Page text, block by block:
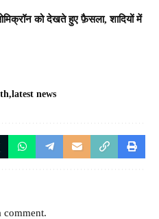
को देखते हुए फ़ैसला, शादियों में
latest news
comment.